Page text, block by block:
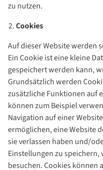
zu nutzen.
Cookies
Auf dieser Website werden
Ein Cookie ist eine kleine
gespeichert werden kann,
Grundsätzlich werden
zusätzliche Funktionen auf
können zum Beispiel
Navigation auf einer
ermöglichen, eine Website
sie verlassen haben und/
Einstellungen zu
besuchen. Cookies können